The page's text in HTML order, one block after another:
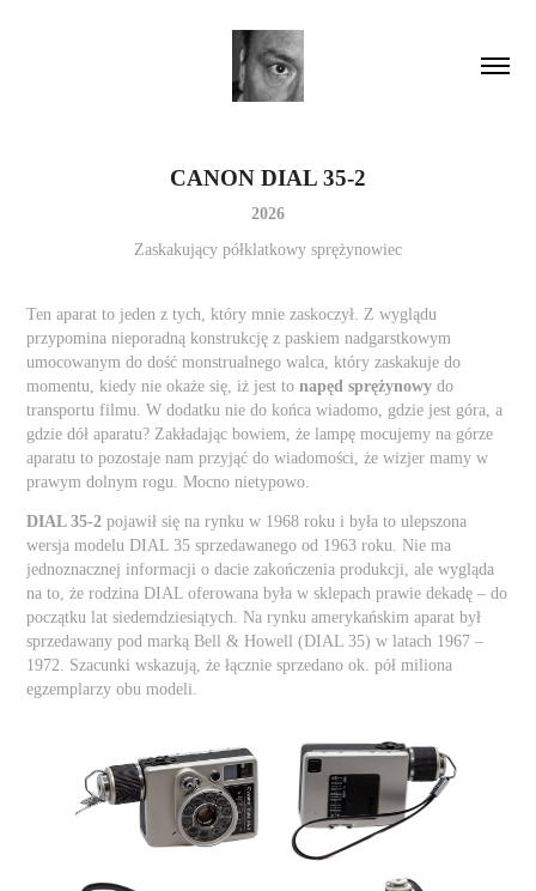
CANON DIAL 35-2
2026
Zaskakujący półklatkowy sprężynowiec
Ten aparat to jeden z tych, który mnie zaskoczył. Z wyglądu
przypomina nieporadną konstrukcję z paskiem nadgarstkowym
umocowanym do dość monstrualnego walca, który zaskakuje do
momentu, kiedy nie okaże się, iż jest tonapęd sprężynowy do
transportu filmu. W dodatku nie do końca wiadomo, gdzie jest góra, a
gdzie dół aparatu? Zakładając bowiem, że lampę mocujemy na górze
aparatu to pozostaje nam przyjąć do wiadomości, że wizjer mamy w
prawym dolnym rogu. Mocno nietypowo.
DIAL 35-2 pojawił się na rynku w 1968 roku i była to ulepszona
wersja modelu DIAL 35 sprzedawanego od 1963 roku. Nie ma
jednoznacznej informacji o dacie zakończenia produkcji, ale wygląda
na to, że rodzina DIAL oferowana była w sklepach prawie dekadę – do
początku lat siedemdziesiątych. Na rynku amerykańskim aparat był
sprzedawany pod marką Bell & Howell (DIAL 35) w latach 1967 –
1972. Szacunki wskazują, że łącznie sprzedano ok. pół miliona
egzemplarzy obu modeli.